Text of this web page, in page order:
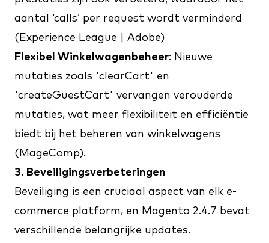
aantal ‘calls’ per request wordt verminderd​
( Experience League | Adobe)​​
Flexibel Winkelwagenbeheer: Nieuwe
mutaties zoals 'clearCart' en
'createGuestCart' vervangen verouderde
mutaties, wat meer flexibiliteit en efficiëntie
biedt bij het beheren van winkelwagens​
( MageComp)​.
3. Beveiligingsverbeteringen
Beveiliging is een cruciaal aspect van elk e-
commerce platform, en Magento 2.4.7 bevat
verschillende belangrijke updates.